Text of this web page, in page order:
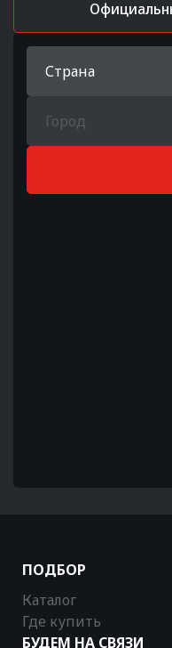
Страна
Город
ПОДБОР
Каталог
Где купить
БУДЕМ НА СВЯЗИ